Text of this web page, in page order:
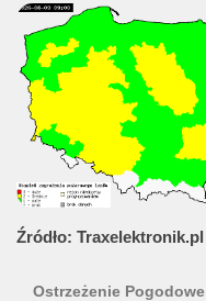
Źródło: Traxelektronik.pl
Ostrzeżenie Pogodowe